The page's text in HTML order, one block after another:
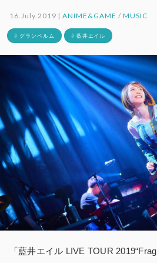
16.July.2019 |ANIME&GAME / MUSIC
# グランベルム # 藍井エイル
「藍井エイル LIVE TOUR